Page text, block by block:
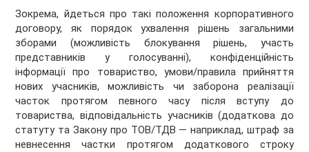
Зокрема, йдеться про такі положення корпоративного
договору, як порядок ухвалення рішень загальними
зборами (можливість блокування рішень, участь
представників у голосуванні), конфіденційність
інформації про товариство, умови/правила прийняття
нових учасників, можливість чи заборона реалізації
часток протягом певного часу після вступу до
товариства, відповідальність учасників (додаткова до
статуту та Закону про ТОВ/ТДВ — наприклад, штраф за
невнесення частки протягом додаткового строку